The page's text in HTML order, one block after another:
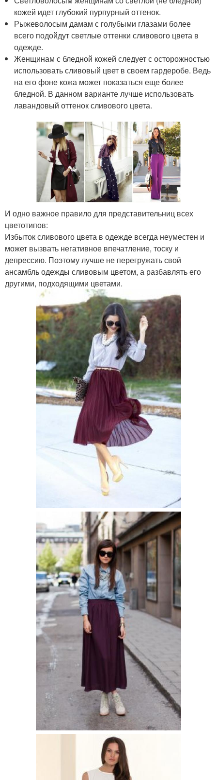
кожей идет глубокий пурпурный оттенок.
Рыжеволосым дамам с голубыми глазами более
всего подойдут светлые оттенки сливового цвета в
одежде.
Женщинам с бледной кожей следует с осторожностью
использовать сливовый цвет в своем гардеробе. Ведь
на его фоне кожа может показаться еще более
бледной. В данном варианте лучше использовать
лавандовый оттенок сливового цвета.
И одно важное правило для представительниц всех
цветотипов:
Избыток сливового цвета в одежде всегда неуместен и
может вызвать негативное впечатление, тоску и
депрессию. Поэтому лучше не перегружать свой
ансамбль одежды сливовым цветом, а разбавлять его
другими, подходящими цветами.